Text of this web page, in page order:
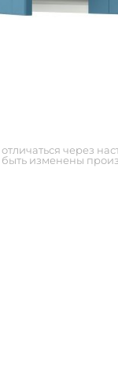
через
быть изменены